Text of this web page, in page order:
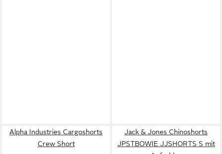
Alpha Industries Cargoshorts
Crew Short
Jack & Jones Chinoshorts
JPSTBOWIE JJSHORTS S mit